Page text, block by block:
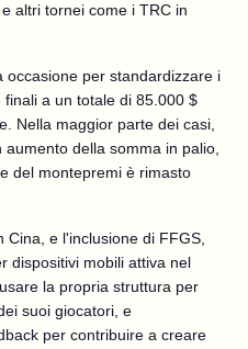
altri tornei come i TRC in
occasione per standardizzare i
a un totale di 85.000 $
Nella maggior parte dei casi,
della somma in palio,
del montepremi è rimasto
e l'inclusione di FFGS,
dispositivi mobili attiva nel
la propria struttura per
suoi giocatori, e
per contribuire a creare